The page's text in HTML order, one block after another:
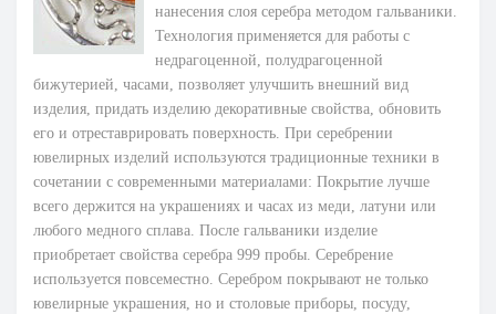
нанесения слоя серебра методом гальваники.
Технология применяется для работы с
недрагоценной, полудрагоценной
бижутерией, часами, позволяет улучшить внешний вид
изделия, придать изделию декоративные свойства, обновить
его и отреставрировать поверхность. При серебрении
ювелирных изделий используются традиционные техники в
сочетании с современными материалами: Покрытие лучше
всего держится на украшениях и часах из меди, латуни или
любого медного сплава. После гальваники изделие
приобретает свойства серебра 999 пробы. Серебрение
используется повсеместно. Серебром покрывают не только
ювелирные украшения, но и столовые приборы, посуду,